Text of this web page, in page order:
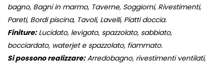
bagno, Bagni in marmo, Taverne, Soggiorni, Rivestimenti,
Pareti, Bordi piscina, Tavoli, Lavelli, Piatti doccia.
Finiture:Lucidato, levigato, spazzolato, sabbiato,
bocciardato, waterjet e spazzolato, fiammato.
Si possono realizzare:Arredobagno, rivestimenti ventilati,